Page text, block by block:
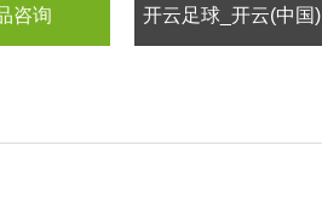
咨询 开云足球_开云(中国)